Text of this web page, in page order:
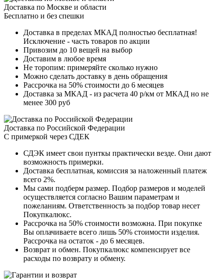
Доставка по Москве и области
Бесплатно и без спешки
Доставка в пределах МКАД полностью бесплатная!
Исключение - часть товаров по акции
Привозим до 10 вещей на выбор
Доставим в любое время
Не торопим: примеряйте сколько нужно
Можно сделать доставку в день обращения
Рассрочка на 50% стоимости до 6 месяцев
Доставка за МКАД - из расчета 40 р/км от МКАД но не
менее 300 руб
Доставка по Российской Федерации
С примеркой через СДЕК
СДЭК имеет свои пунткы практически везде. Они дают
возможность примерки.
Доставка бесплатная, комиссия за наложенный платеж
всего 2%.
Мы сами подберм размер. Подбор размеров и моделей
осуществляется согласно Вашим параметрам и
пожеланиям. Ответственность за подбор товар несет
Покупкалюкс.
Рассрочка на 50% стоимости возможна. При покупке
Вы оплачиваете всего лишь 50% стоимости изделия.
Рассрочка на остаток - до 6 месяцев.
Возврат и обмен. Покупкалюкс компенсирует все
расходы по возврату и обмену.